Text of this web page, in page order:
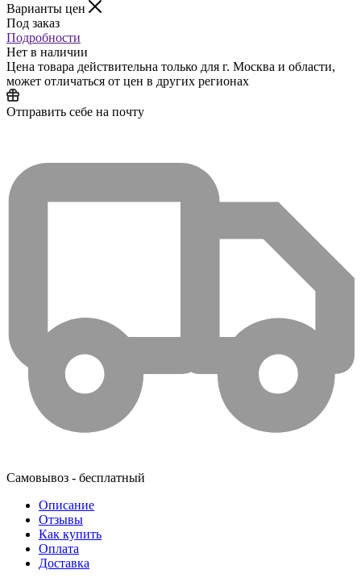
Варианты цен
Под заказ
Подробности
Нет в наличии
Цена товара действительна только для г. Москва и области,
может отличаться от цен в других регионах
Отправить себе на почту
Самовывоз - бесплатный
Описание
Отзывы
Как купить
Оплата
Доставка